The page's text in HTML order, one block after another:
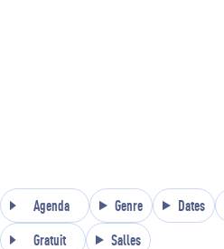
Agenda Genre Dates
Gratuit Salles